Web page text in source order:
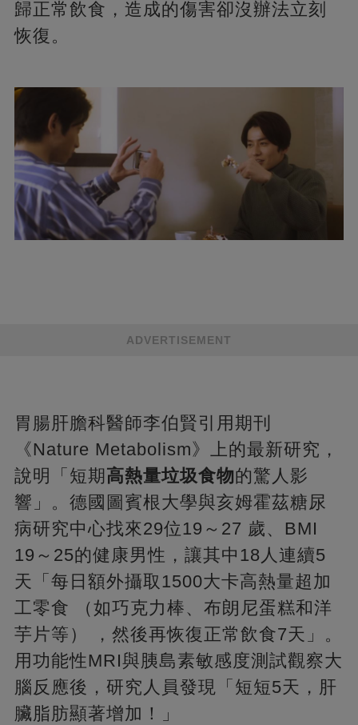
歸正常飲食，造成的傷害卻沒辦法立刻
恢復。
ADVERTISEMENT
胃腸肝膽科醫師李伯賢引用期刊
《Nature Metabolism》上的最新研究，
說明「短期高熱量垃圾食物的驚人影
響」。德國圖賓根大學與亥姆霍茲糖尿
病研究中心找來29位19～27 歲、BMI
19～25的健康男性，讓其中18人連續5
天「每日額外攝取1500大卡高熱量超加
工零食 （如巧克力棒、布朗尼蛋糕和洋
芋片等） ，然後再恢復正常飲食7天」。
用功能性MRI與胰島素敏感度測試觀察大
腦反應後，研究人員發現「短短5天，肝
臟脂肪顯著增加！」